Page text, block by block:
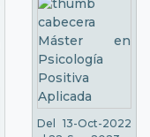
Del 13-Oct-2022